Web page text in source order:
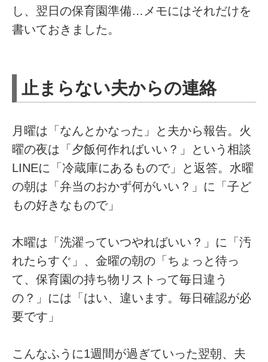
し、翌日の保育園準備…メモにはそれだけを
書いておきました。
止まらない夫からの連絡
月曜は「なんとかなった」と夫から報告。火
曜の夜は「夕飯何作ればいい？」という相談
LINEに「冷蔵庫にあるもので」と返答。水曜
の朝は「弁当のおかず何がいい？」に「子ど
もの好きなもので」
木曜は「洗濯っていつやればいい？」に「汚
れたらすぐ」、金曜の朝の「ちょっと待っ
て、保育園の持ち物リストって毎日違う
の？」には「はい、違います。毎日確認が必
要です」
こんなふうに1週間が過ぎていった翌朝、夫